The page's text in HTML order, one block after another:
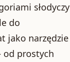
słodyczy
do
jako narzędzie
od prostych